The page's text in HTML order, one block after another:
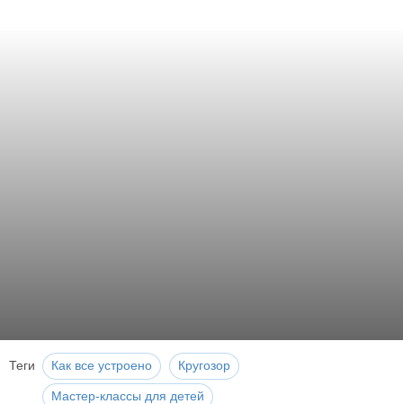
Теги Как все устроено Кругозор
Мастер-классы для детей